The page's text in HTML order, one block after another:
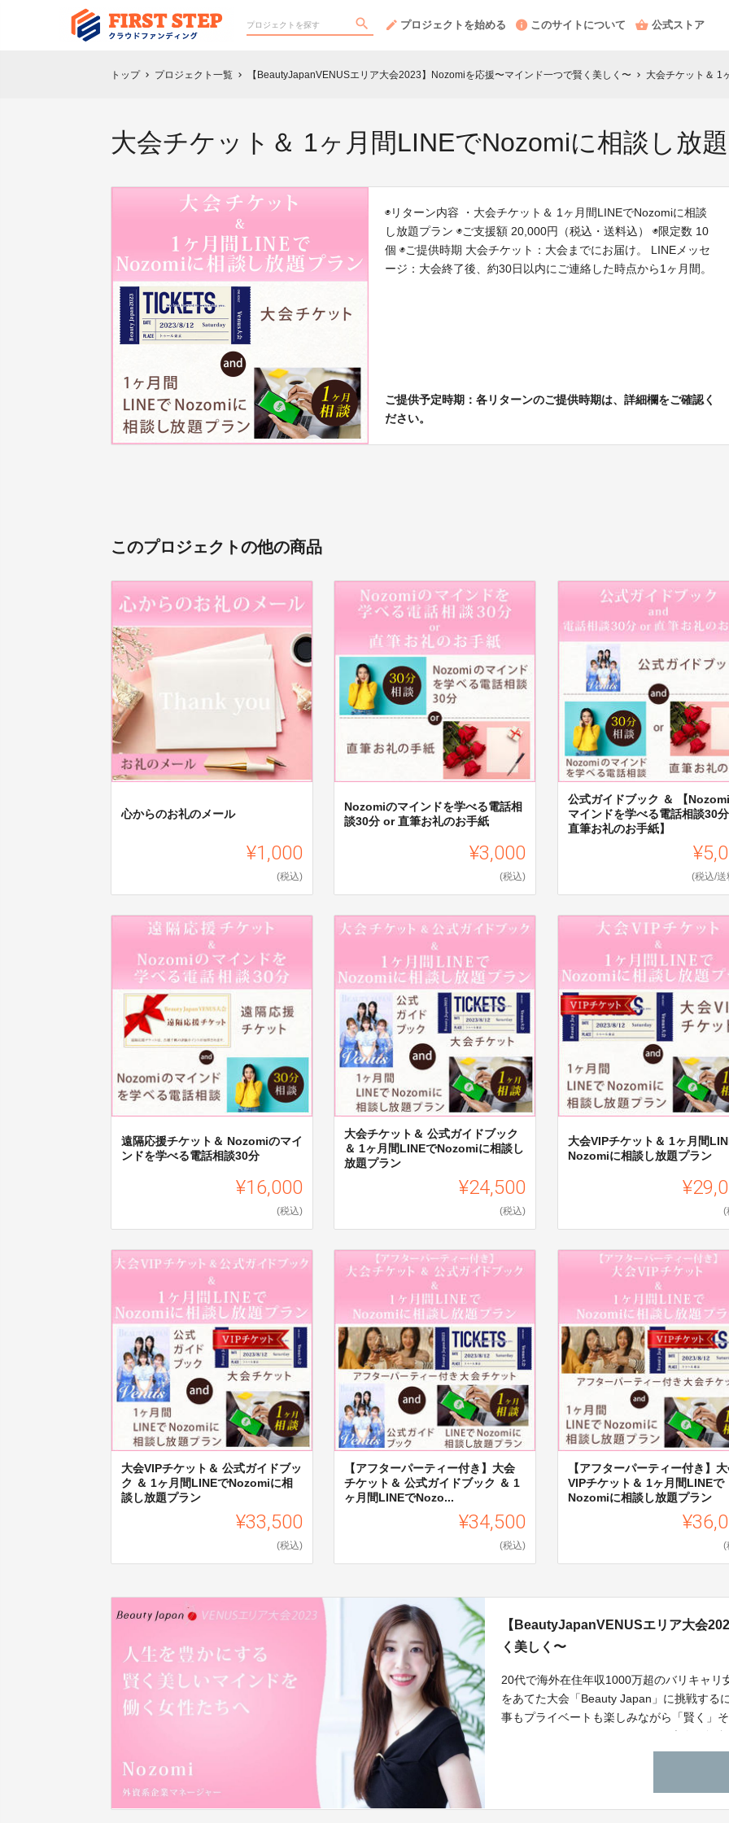
プロジェクトを始める このサイトについて 公式ストア
トップ chevron_right プロジェクト一覧 chevron_right 【BeautyJapanVENUSエリア大会2023】Nozomiを応援〜マインド一つで賢く美しく〜 chevron_right 大会チケット＆ 1
大会チケット＆ 1ヶ月間LINEでNozomiに相談し放
◉リターン内容 ・大会チケット＆ 1ヶ月間LINEでNozomiに相談
し放題プラン ◉ご支援額 20,000円（税込・送料込） ◉限定数 10
個 ◉ご提供時期 大会チケット：大会までにお届け。 LINEメッセ
ージ：大会終了後、約30日以内にご連絡した時点から1ヶ月間。
ご提供予定時期：各リターンのご提供時期は、詳細欄をご確認く
ださい。
このプロジェクトの他の商品
心からのお礼のメール
¥1,000
(税込)
Nozomiのマインドを学べる電話相
談30分 or 直筆お礼のお手紙
¥3,000
(税込)
公式ガイドブック ＆ 【
マインドを学べる電話相談30
直筆お礼のお手紙】
(税込/送
遠隔応援チケット＆ Nozomiのマイ
ンドを学べる電話相談30分
¥16,000
(税込)
大会チケット＆ 公式ガイドブック
＆ 1ヶ月間LINEでNozomiに相談し
放題プラン
¥24,500
(税込)
大会VIPチケット＆ 1ヶ月間
Nozomiに相談し放題プラン
(
大会VIPチケット＆ 公式ガイドブッ
ク ＆ 1ヶ月間LINEでNozomiに相
談し放題プラン
¥33,500
(税込)
【アフターパーティー付き】大会
チケット＆ 公式ガイドブック ＆ 1
ヶ月間LINEでNozo...
¥34,500
(税込)
【アフターパーティー付き】
VIPチケット＆ 1ヶ月間LINEで
Nozomiに相談し放題プラン
(
【BeautyJapanVENUSエリア大会
く美しく〜
20代で海外在住年収1000万超のバリキャ
をあてた大会「Beauty Japan」に挑戦する
事もプライベートも楽しみながら「賢く」
のマインドを個別に学べる自己成長型クラ